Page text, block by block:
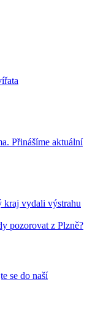
Přinášíme aktuální
kraj vydali výstrahu
pozorovat z Plzně?
se do naší